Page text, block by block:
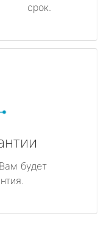
срок.
будет